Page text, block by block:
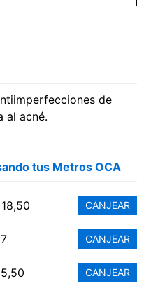
de
al acné.
tus Metros OCA
CANJEAR
CANJEAR
CANJEAR